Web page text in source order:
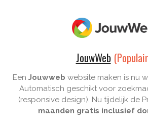
JouwWeb
Een Jouwweb website maken is nu
Automatisch geschikt voor
(responsive design). Nu tijdelijk de
maanden gratis inclusief